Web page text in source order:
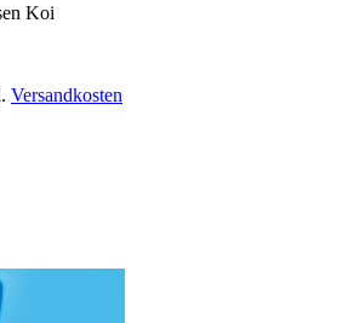
Koi
Versandkosten